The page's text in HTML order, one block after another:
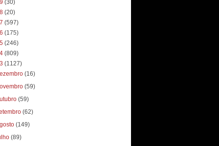
(30)
(20)
(597)
(175)
(246)
(809)
(1127)
(16)
(59)
(59)
(62)
(149)
(89)